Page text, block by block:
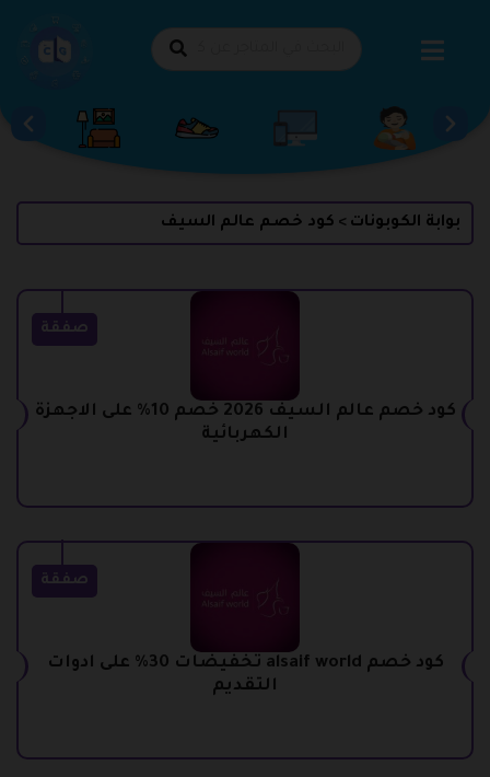
بوابة الكوبونات > كود خصم عالم السيف
صفقة
كود خصم عالم السيف 2026 خصم 10% على الاجهزة
الكهربائية
صفقة
كود خصم alsaif world تخفيضات 30% على ادوات
التقديم